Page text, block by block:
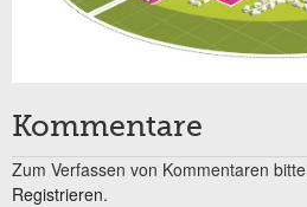
Kommentare
Zum Verfassen von Kommentaren bitte
Registrieren.